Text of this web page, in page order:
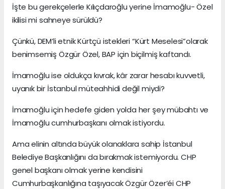
İşte bu gerekçelerle Kılıçdaroğlu yerine İmamoğlu- Özel
ikilisi mi sahneye sürüldü?
Çünkü, DEM’li etnik Kürtçü istekleri “Kürt Meselesi”olarak
benimsemiş Özgür Özel, BAP için biçilmiş kaftandı.
İmamoğlu ise oldukça kıvrak, kâr zarar hesabı kuvvetli,
uyanık bir İstanbul müteahhidi değil miydi?
İmamoğlu için hedefe giden yolda her şey mübahtı ve
İmamoğlu cumhurbaşkanı olmak istiyordu.
Ama elinin altında büyük olanaklara sahip İstanbul
Belediye Başkanlığını da bırakmak istemiyordu. CHP
genel başkanı olmak yerine kendisini
Cumhurbaşkanlığına taşıyacak Özgür Özer’éi CHP